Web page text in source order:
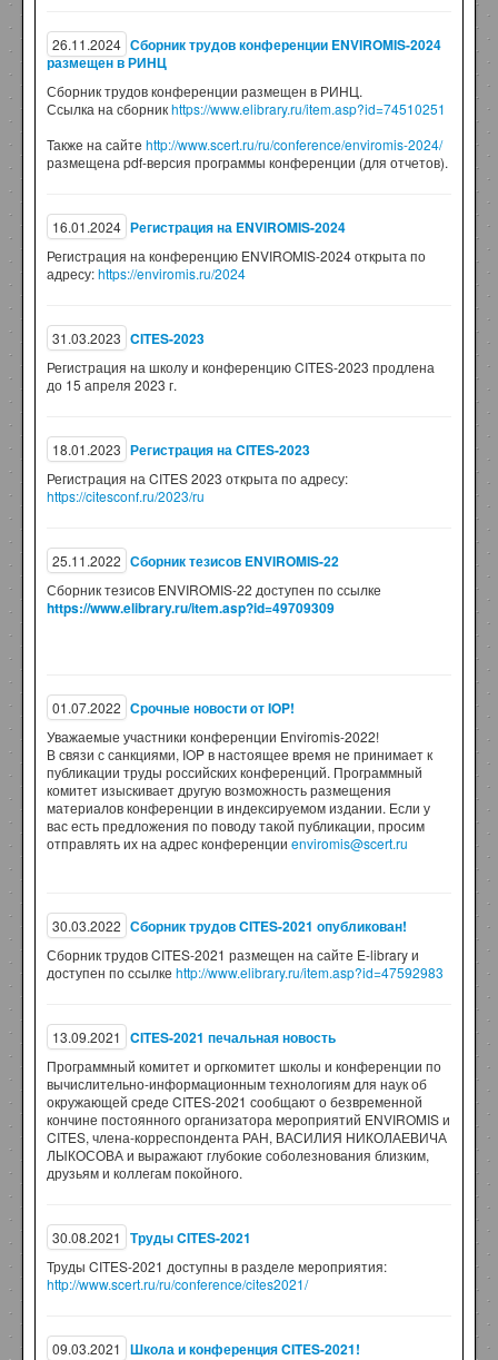
26.11.2024 Сборник трудов конференции ENVIROMIS-2024
размещен в РИНЦ
Сборник трудов конференции размещен в РИНЦ.
Ссылка на сборникhttps://www.elibrary.ru/item.asp?id=74510251
Также на сайте http://www.scert.ru/ru/conference/enviromis-2024/
размещена pdf-версия программы конференции (для отчетов).
16.01.2024 Регистрация на ENVIROMIS-2024
Регистрация на конференцию ENVIROMIS-2024 открыта по
адресу:https://enviromis.ru/2024
31.03.2023 CITES-2023
Регистрация на школу и конференцию CITES-2023 продлена
до 15 апреля 2023 г.
18.01.2023 Регистрация на CITES-2023
Регистрация на CITES 2023 открыта по адресу:
https://citesconf.ru/2023/ru
25.11.2022 Сборник тезисов ENVIROMIS-22
Сборник тезисов ENVIROMIS-22 доступен по ссылке
https://www.elibrary.ru/item.asp?id=49709309
01.07.2022 Срочные новости от IOP!
Уважаемые участники конференции Enviromis-2022!
В связи с санкциями, IOP в настоящее время не принимает к
публикации труды российских конференций. Программный
комитет изыскивает другую возможность размещения
материалов конференции в индексируемом издании. Если у
вас есть предложения по поводу такой публикации, просим
отправлять их на адрес конференции enviromis@scert.ru
30.03.2022 Сборник трудов CITES-2021 опубликован!
Сборник трудов CITES-2021 размещен на сайте E-library и
доступен по ссылке http://www.elibrary.ru/item.asp?id=47592983
13.09.2021 CITES-2021 печальная новость
Программный комитет и оргкомитет школы и конференции по
вычислительно-информационным технологиям для наук об
окружающей среде CITES-2021 сообщают о безвременной
кончине постоянного организатора мероприятий ENVIROMIS и
CITES, члена-корреспондента РАН, ВАСИЛИЯ НИКОЛАЕВИЧА
ЛЫКОСОВА и выражают глубокие соболезнования близким,
друзьям и коллегам покойного.
30.08.2021 Труды CITES-2021
Труды CITES-2021 доступны в разделе мероприятия:
http://www.scert.ru/ru/conference/cites2021/
09.03.2021 Школа и конференция CITES-2021!